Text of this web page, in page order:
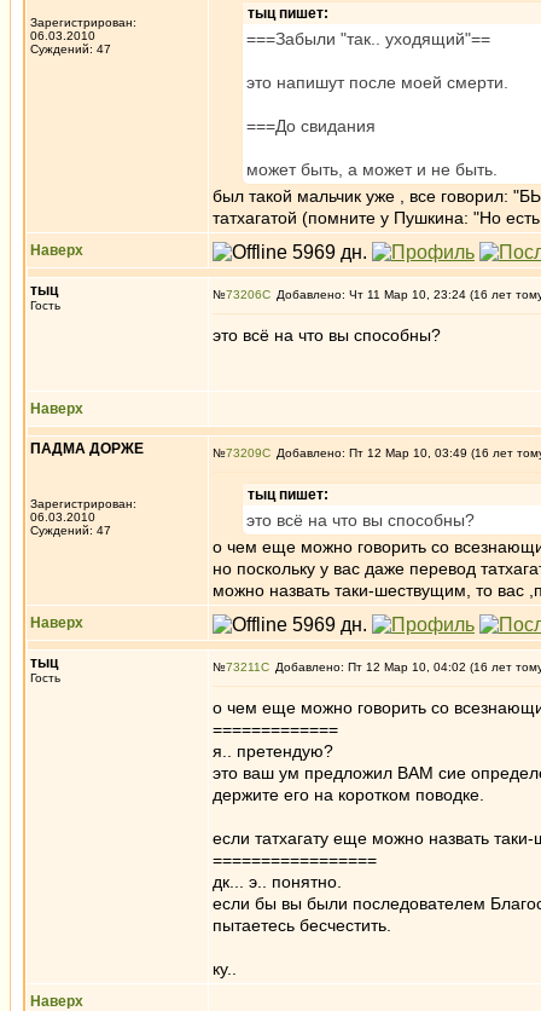
Зарегистрирован:
06.03.2010
Суждений: 47
тыц пишет:
===Забыли "так.. уходящий"==
это напишут после моей смерти.
===До свидания
может быть, а может и не быть.
был такой мальчик уже , все говорил:
татхагатой (помните у Пушкина: "Но
Наверх
тыц
Гость
№73206 Добавлено: Чт 11 Мар 10, 23:24 (16 лет
это всё на что вы способны?
Наверх
ПАДМА ДОРЖЕ
Зарегистрирован:
06.03.2010
Суждений: 47
№73209 Добавлено: Пт 12 Мар 10, 03:49 (16 лет
тыц пишет:
это всё на что вы способны?
о чем еще можно говорить со
но поскольку у вас даже перевод
можно назвать таки-шествущим, то вас
Наверх
тыц
Гость
№73211 Добавлено: Пт 12 Мар 10, 04:02 (16 лет
о чем еще можно говорить со
=============
я.. претендую?
это ваш ум предложил ВАМ сие
держите его на коротком поводке.
если татхагату еще можно назвать
=================
дк... э.. понятно.
если бы вы были последователем
пытаетесь бесчестить.
ку..
Наверх